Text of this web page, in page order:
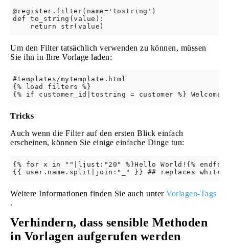
@register.filter(name='tostring')
def to_string(value):
Um den Filter tatsächlich verwenden zu können, müssen
Sie ihn in Ihre Vorlage laden:
#templates/mytemplate.html
{% load filters %}
Tricks
Auch wenn die Filter auf den ersten Blick einfach
erscheinen, können Sie einige einfache Dinge tun:
{% for x in ""|ljust:"20" %}Hello World!{%
Weitere Informationen finden Sie auch unter Vorlagen-Tags
.
Verhindern, dass sensible Methoden
in Vorlagen aufgerufen werden